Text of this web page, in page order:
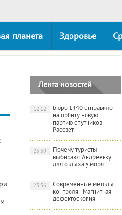
планета Здоровье
Лента новостей
Бюро 1440 отправило
на орбиту новую
партию спутников
Рассвет
12:12
Почему туристы
выбирают Андреевку
для отдыха у моря
23:39
Современные методы
контроля - Магнитная
дефектоскопия
23:36